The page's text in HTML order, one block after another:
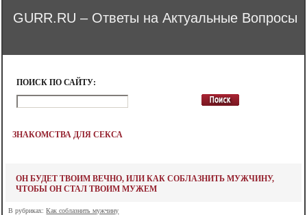
GURR.RU – Ответы на Актуальные Вопросы
ПОИСК ПО САЙТУ:
ЗНАКОМСТВА ДЛЯ СЕКСА
ОН БУДЕТ ТВОИМ ВЕЧНО, ИЛИ КАК СОБЛАЗНИТЬ МУЖЧИНУ,
ЧТОБЫ ОН СТАЛ ТВОИМ МУЖЕМ
В рубриках:Как соблазнить мужчину